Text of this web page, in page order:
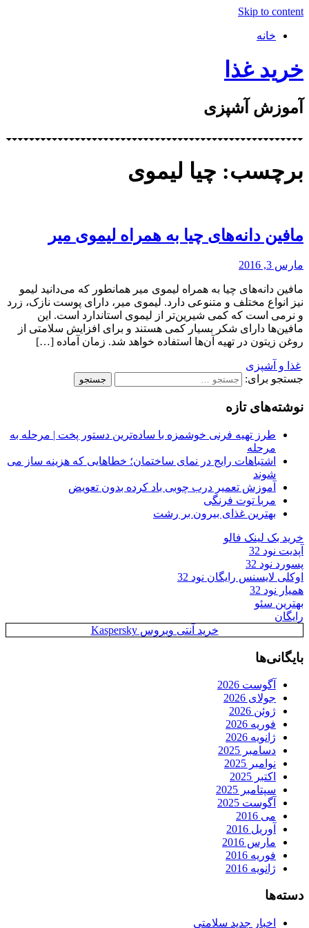
Skip to content
خانه
خرید غذا
آموزش آشپزی
برچسب: چیا لیموی
مافین دانه‌های چیا به همراه لیموی میر
مارس 3, 2016
مافین دانه‌های چیا به همراه لیموی میر همانطور که می‌دانید لیمو
نیز انواع مختلف و متنوعی دارد. لیموی میر، دارای پوست نازک، زرد
و نرمی است که کمی شیرین‌تر از لیموی استاندارد است. این
مافین‌ها دارای شکر بسیار کمی هستند و برای افزایش سلامتی از
روغن زیتون در تهیه آن‌ها استفاده خواهد شد. زمان آماده […]
غذا و آشپزی
جستجو برای:
نوشته‌های تازه
طرز تهیه فرنی خوشمزه با ساده‌ترین دستور پخت | مرحله به
مرحله
اشتباهات رایج در نمای ساختمان؛ خطاهایی که هزینه ساز می
شوند
آموزش تعمیر درب چوبی باد کرده بدون تعویض
مربا توت فرنگی
بهترین غذای بیرون بر رشت
خرید بک لینک فالو
آپدیت نود 32
پسورد نود 32
اوکلی لایسنس رایگان نود 32
همیار نود 32
بهترین سئو
رایگان
خرید آنتی ویروس Kaspersky
بایگانی‌ها
آگوست 2026
جولای 2026
ژوئن 2026
فوریه 2026
ژانویه 2026
دسامبر 2025
نوامبر 2025
اکتبر 2025
سپتامبر 2025
آگوست 2025
می 2016
آوریل 2016
مارس 2016
فوریه 2016
ژانویه 2016
دسته‌ها
اخبار جدید سلامتی